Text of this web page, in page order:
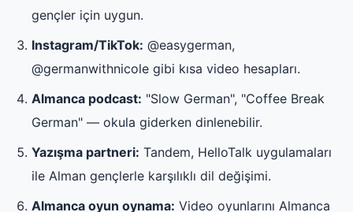
gençler için uygun.
Instagram/TikTok: @easygerman,
@germanwithnicole gibi kısa video hesapları.
Almanca podcast: "Slow German", "Coffee Break
German" — okula giderken dinlenebilir.
Yazışma partneri: Tandem, HelloTalk uygulamaları
ile Alman gençlerle karşılıklı dil değişimi.
Almanca oyun oynama: Video oyunlarını Almanca